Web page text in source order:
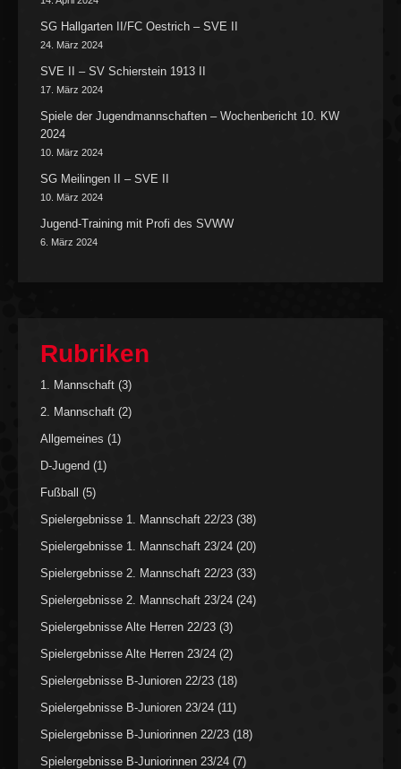
SG Hallgarten II/FC Oestrich – SVE II
24. März 2024
SVE II – SV Schierstein 1913 II
17. März 2024
Spiele der Jugendmannschaften – Wochenbericht 10. KW
2024
10. März 2024
SG Meilingen II – SVE II
10. März 2024
Jugend-Training mit Profi des SVWW
6. März 2024
Rubriken
1. Mannschaft (3)
2. Mannschaft (2)
Allgemeines (1)
D-Jugend (1)
Fußball (5)
Spielergebnisse 1. Mannschaft 22/23 (38)
Spielergebnisse 1. Mannschaft 23/24 (20)
Spielergebnisse 2. Mannschaft 22/23 (33)
Spielergebnisse 2. Mannschaft 23/24 (24)
Spielergebnisse Alte Herren 22/23 (3)
Spielergebnisse Alte Herren 23/24 (2)
Spielergebnisse B-Junioren 22/23 (18)
Spielergebnisse B-Junioren 23/24 (11)
Spielergebnisse B-Juniorinnen 22/23 (18)
Spielergebnisse B-Juniorinnen 23/24 (7)